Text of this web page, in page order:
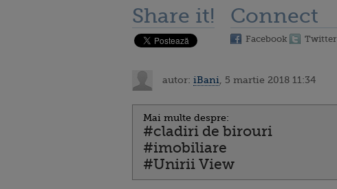
Share it! Connect
Facebook Twitter
autor: iBani , 5 martie 2018 11:34
Mai multe despre:
#cladiri de birouri
#imobiliare
#Unirii View